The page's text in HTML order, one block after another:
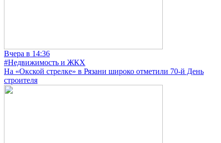
Вчера в 14:36
#Недвижимость и ЖКХ
На «Окской стрелке» в Рязани широко отметили 70-й День
строителя